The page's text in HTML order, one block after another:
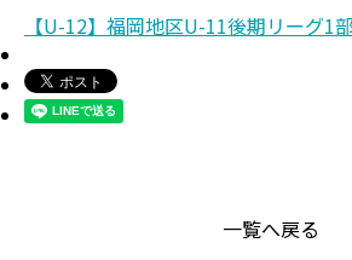
【U-12】福岡地区U-11後期リーグ1
一覧へ戻る